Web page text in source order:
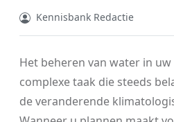
Kennisbank Redactie
Het beheren van water in
complexe taak die steeds
de veranderende